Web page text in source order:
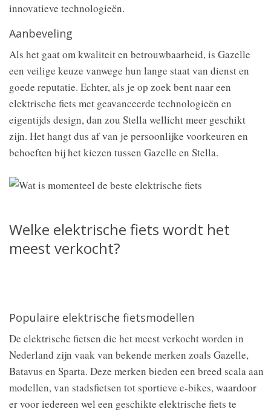
innovatieve technologieën.
Aanbeveling
Als het gaat om kwaliteit en betrouwbaarheid, is Gazelle
een veilige keuze vanwege hun lange staat van dienst en
goede reputatie. Echter, als je op zoek bent naar een
elektrische fiets met geavanceerde technologieën en
eigentijds design, dan zou Stella wellicht meer geschikt
zijn. Het hangt dus af van je persoonlijke voorkeuren en
behoeften bij het kiezen tussen Gazelle en Stella.
Welke elektrische fiets wordt het
meest verkocht?
Populaire elektrische fietsmodellen
De elektrische fietsen die het meest verkocht worden in
Nederland zijn vaak van bekende merken zoals Gazelle,
Batavus en Sparta. Deze merken bieden een breed scala aan
modellen, van stadsfietsen tot sportieve e-bikes, waardoor
er voor iedereen wel een geschikte elektrische fiets te